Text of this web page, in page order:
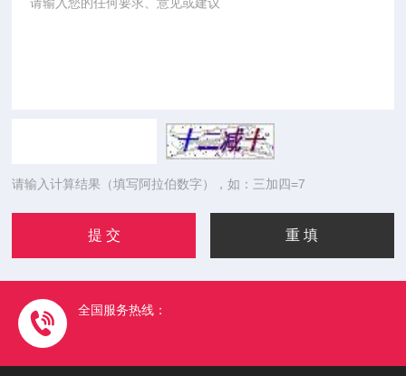
请输入计算结果（填写阿拉伯数字），如：三加四=7
全国服务热线：